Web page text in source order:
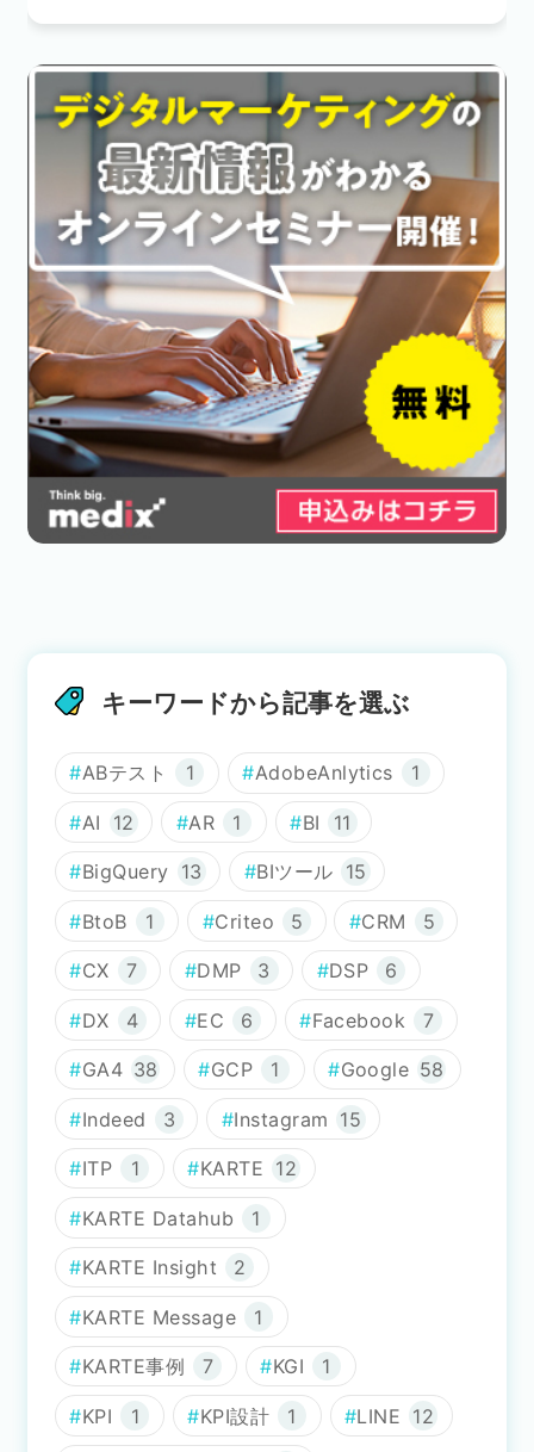
キーワードから記事を選ぶ
ABテスト 1 AdobeAnlytics 1
AI 12 AR 1 BI 11
BigQuery 13 BIツール 15
BtoB 1 Criteo 5 CRM 5
CX 7 DMP 3 DSP 6
DX 4 EC 6 Facebook 7
GA4 38 GCP 1 Google 58
Indeed 3 Instagram 15
ITP 1 KARTE 12
KARTE Datahub 1
KARTE Insight 2
KARTE Message 1
KARTE事例 7 KGI 1
KPI 1 KPI設計 1 LINE 12